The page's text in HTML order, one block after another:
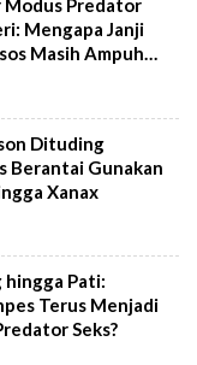
Modus Predator
Mengapa Janji
Masih Ampuh
Dituding
Berantai Gunakan
Xanax
hingga Pati:
Terus Menjadi
Seks?